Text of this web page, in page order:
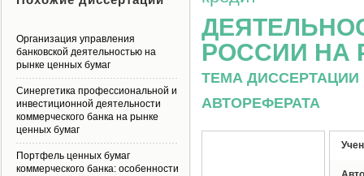
РОССИИ НА
ТЕМА
АВТОРЕФЕРАТА
Организация управления
банковской деятельностью на
рынке ценных бумаг
Синергетика профессиональной и
инвестиционной деятельности
коммерческого банка на рынке
ценных бумаг
Портфель ценных бумаг
коммерческого банка: особенности